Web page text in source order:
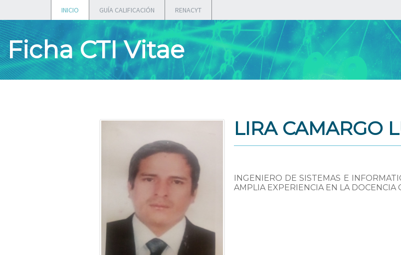
INICIO GUÍA CALIFICACIÓN RENACYT
Ficha CTI Vitae
LIRA CAMARGO
INGENIERO DE SISTEMAS E
AMPLIA EXPERIENCIA EN LA DOCENCIA